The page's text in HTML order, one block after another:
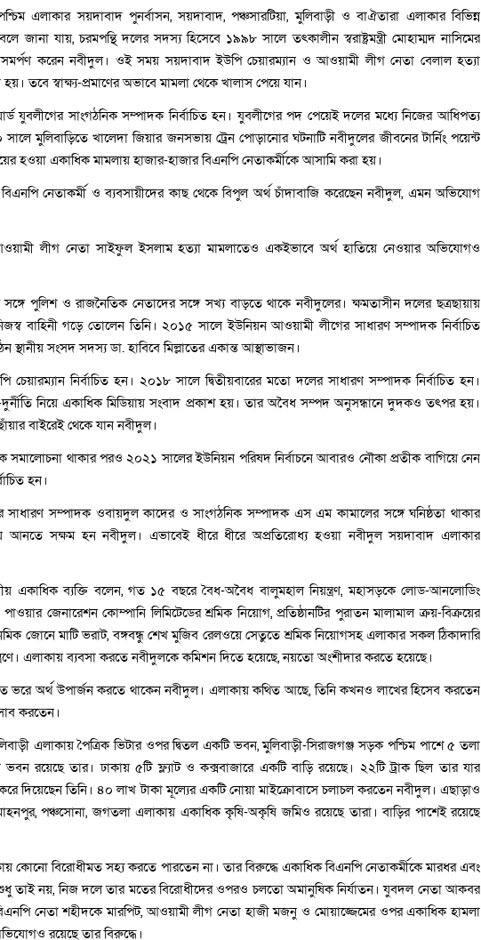
এলাকার সয়দাবাদ পুনর্বাসন, সয়দাবাদ, পঞ্চসারটিয়া, মুলিবাড়ী ও বাঐতারা এলাকার বিভিন্ন
জানা যায়, চরমপন্থি দলের সদস্য হিসেবে ১৯৯৮ সালে তৎকালীন স্বরাষ্ট্রমন্ত্রী মোহাম্মদ নাসিমের
করেন নবীদুল। ওই সময় সয়দাবাদ ইউপি চেয়ারম্যান ও আওয়ামী লীগ নেতা বেলাল হত্যা
তবে স্বাক্ষ্য-প্রমাণের অভাবে মামলা থেকে খালাস পেয়ে যান।
যুবলীগের সাংগঠনিক সম্পাদক নির্বাচিত হন। যুবলীগের পদ পেয়েই দলের মধ্যে নিজের আধিপত্য
মুলিবাড়িতে খালেদা জিয়ার জনসভায় ট্রেন পোড়ানোর ঘটনাটি নবীদুলের জীবনের টার্নিং পয়েন্ট
হওয়া একাধিক মামলায় হাজার-হাজার বিএনপি নেতাকর্মীকে আসামি করা হয়।
নেতাকর্মী ও ব্যবসায়ীদের কাছ থেকে বিপুল অর্থ চাঁদাবাজি করেছেন নবীদুল, এমন অভিযোগ
লীগ নেতা সাইফুল ইসলাম হত্যা মামলাতেও একইভাবে অর্থ হাতিয়ে নেওয়ার অভিযোগও
পুলিশ ও রাজনৈতিক নেতাদের সঙ্গে সখ্য বাড়তে থাকে নবীদুলের। ক্ষমতাসীন দলের ছত্রছায়ায়
বাহিনী গড়ে তোলেন তিনি। ২০১৫ সালে ইউনিয়ন আওয়ামী লীগের সাধারণ সম্পাদক নির্বাচিত
সংসদ সদস্য ডা. হাবিবে মিল্লাতের একান্ত আস্থাভাজন।
নির্বাচিত হন। ২০১৮ সালে দ্বিতীয়বারের মতো দলের সাধারণ সম্পাদক নির্বাচিত হন।
নিয়ে একাধিক মিডিয়ায় সংবাদ প্রকাশ হয়। তার অবৈধ সম্পদ অনুসন্ধানে দুদকও তৎপর হয়।
বাইরেই থেকে যান নবীদুল।
সমালোচনা থাকার পরও ২০২১ সালের ইউনিয়ন পরিষদ নির্বাচনে আবারও নৌকা প্রতীক বাগিয়ে নেন
হন।
সম্পাদক ওবায়দুল কাদের ও সাংগঠনিক সম্পাদক এস এম কামালের সঙ্গে ঘনিষ্ঠতা থাকার
আনতে সক্ষম হন নবীদুল। এভাবেই ধীরে ধীরে অপ্রতিরোধ্য হওয়া নবীদুল সয়দাবাদ এলাকার
একাধিক ব্যক্তি বলেন, গত ১৫ বছরে বৈধ-অবৈধ বালুমহাল নিয়ন্ত্রণ, মহাসড়কে লোড-আনলোডিং
পাওয়ার জেনারেশন কোম্পানি লিমিটেডের শ্রমিক নিয়োগ, প্রতিষ্ঠানটির পুরাতন মালামাল ক্রয়-বিক্রয়ের
জোনে মাটি ভরাট, বঙ্গবন্ধু শেখ মুজিব রেলওয়ে সেতুতে শ্রমিক নিয়োগসহ এলাকার সকল ঠিকাদারি
এলাকায় ব্যবসা করতে নবীদুলকে কমিশন দিতে হয়েছে, নয়তো অংশীদার করতে হয়েছে।
ভরে অর্থ উপার্জন করতে থাকেন নবীদুল। এলাকায় কথিত আছে, তিনি কখনও লাখের হিসেব করতেন
করতেন।
এলাকায় পৈত্রিক ভিটার ওপর দ্বিতল একটি ভবন, মুলিবাড়ী-সিরাজগঞ্জ সড়ক পশ্চিম পাশে ৫ তলা
রয়েছে তার। ঢাকায় ৫টি ফ্ল্যাট ও কক্সবাজারে একটি বাড়ি রয়েছে। ২২টি ট্রাক ছিল তার যার
দিয়েছেন তিনি। ৪০ লাখ টাকা মূল্যের একটি নোয়া মাইক্রোবাসে চলাচল করতেন নবীদুল। এছাড়াও
পঞ্চসোনা, জগতলা এলাকায় একাধিক কৃষি-অকৃষি জমিও রয়েছে তারা। বাড়ির পাশেই রয়েছে
কোনো বিরোধীমত সহ্য করতে পারতেন না। তার বিরুদ্ধে একাধিক বিএনপি নেতাকর্মীকে মারধর এবং
তাই নয়, নিজ দলে তার মতের বিরোধীদের ওপরও চলতো অমানুষিক নির্যাতন। যুবদল নেতা আকবর
নেতা শহীদকে মারপিট, আওয়ামী লীগ নেতা হাজী মজনু ও মোয়াজ্জেমের ওপর একাধিক হামলা
রয়েছে তার বিরুদ্ধে।